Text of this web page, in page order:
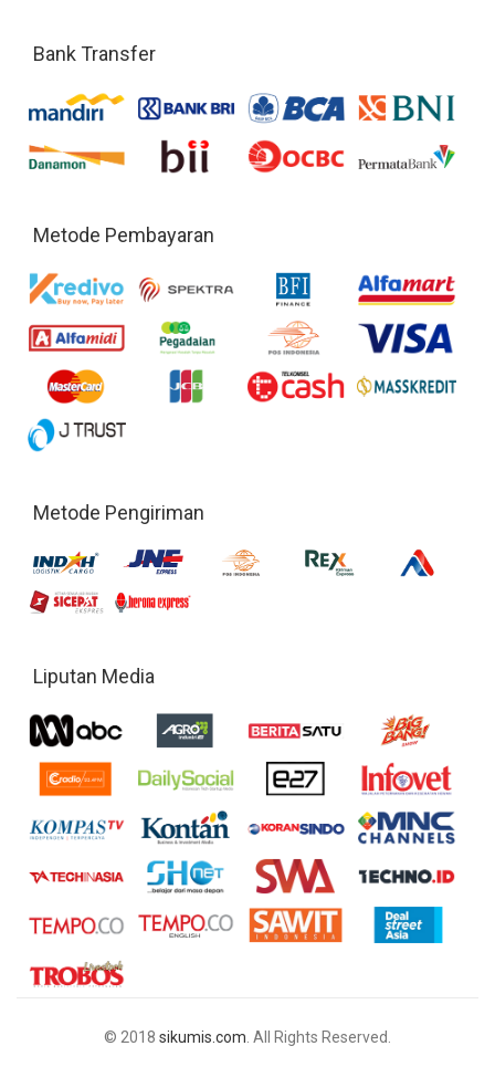
Bank Transfer
Metode Pembayaran
Metode Pengiriman
Liputan Media
© 2018 sikumis.com . All Rights Reserved.